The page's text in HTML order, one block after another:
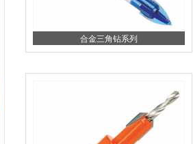
合金三角钻系列